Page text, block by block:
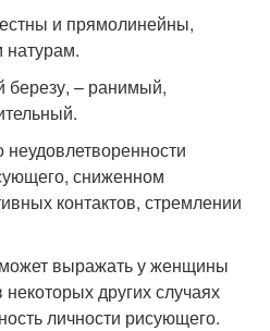
и прямолинейны,
натурам.
березу, – ранимый,
сниженном
контактов, стремлении
выражать у женщины
других случаях
личности рисующего.